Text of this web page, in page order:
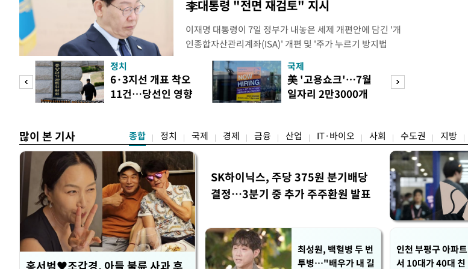
李대통령 "전면 재검토" 지시
이재명 대통령이 7일 정부가 내놓은 세제 개편안에 담긴 '개
인종합자산관리계좌(ISA)' 개편 및 '주가 누르기 방지법
안'을 전면 재검토 할 것을 지시했다. 이 대통령은 이날 참모
들과의 상황 점검 회의에서 ISA 개편 방안 및 주가 누르기 방
지법안을 둘러싼 투자자들의 반발 등에 대한 내용을 보고 받
았다. 이 자리에서 이 대통령은 ISA 개편안과
정치
6·3지선 개표 착오
11건…당선인 영향
국제
美 '고용쇼크'…7월
일자리 2만3000개
많이 본 기사 종합 정치 국제 경제 금융 산업 IT·바이오 사회 수도권 지방
홍서범♥조갑경, 아들 불륜 사과 후
SK하이닉스, 주당 375원 분기배당
결정…3분기 중 추가 주주환원 발표
최성원, 백혈병 두 번
투병…"배우가 내 길
인천 부평구 아파트
서 10대가 40대 친